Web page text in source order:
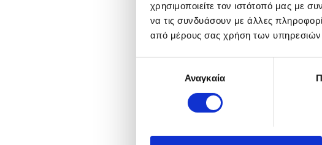
χρησιμοποιείτε τον ιστότοπό μας με
να τις συνδυάσουν με άλλες
από μέρους σας χρήση των υπηρεσιών
συγκατάθεσηςΑναγκαία